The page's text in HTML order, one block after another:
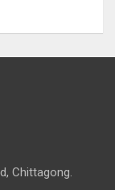
Chittagong.